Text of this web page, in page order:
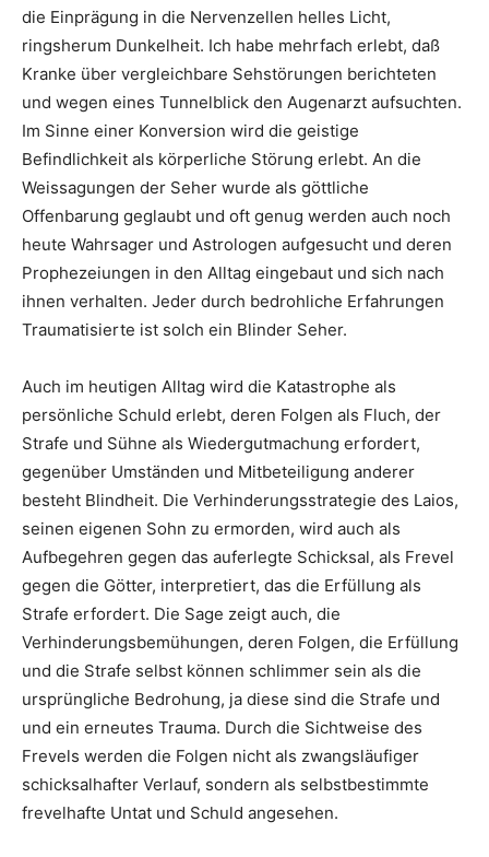
die Einprägung in die Nervenzellen helles Licht,
ringsherum Dunkelheit. Ich habe mehrfach erlebt, daß
Kranke über vergleichbare Sehstörungen berichteten
und wegen eines Tunnelblick den Augenarzt aufsuchten.
Im Sinne einer Konversion wird die geistige
Befindlichkeit als körperliche Störung erlebt. An die
Weissagungen der Seher wurde als göttliche
Offenbarung geglaubt und oft genug werden auch noch
heute Wahrsager und Astrologen aufgesucht und deren
Prophezeiungen in den Alltag eingebaut und sich nach
ihnen verhalten. Jeder durch bedrohliche Erfahrungen
Traumatisierte ist solch ein Blinder Seher.
Auch im heutigen Alltag wird die Katastrophe als
persönliche Schuld erlebt, deren Folgen als Fluch, der
Strafe und Sühne als Wiedergutmachung erfordert,
gegenüber Umständen und Mitbeteiligung anderer
besteht Blindheit. Die Verhinderungsstrategie des Laios,
seinen eigenen Sohn zu ermorden, wird auch als
Aufbegehren gegen das auferlegte Schicksal, als Frevel
gegen die Götter, interpretiert, das die Erfüllung als
Strafe erfordert. Die Sage zeigt auch, die
Verhinderungsbemühungen, deren Folgen, die Erfüllung
und die Strafe selbst können schlimmer sein als die
ursprüngliche Bedrohung, ja diese sind die Strafe und
und ein erneutes Trauma. Durch die Sichtweise des
Frevels werden die Folgen nicht als zwangsläufiger
schicksalhafter Verlauf, sondern als selbstbestimmte
frevelhafte Untat und Schuld angesehen.